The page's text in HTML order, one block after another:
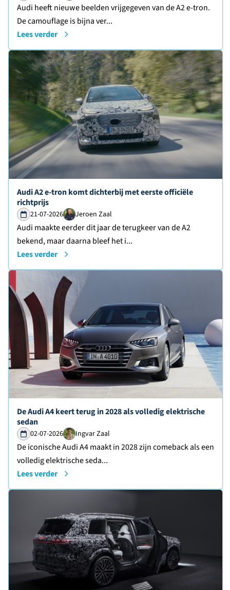
Audi heeft nieuwe beelden vrijgegeven van de A2 e-tron.
De camouflage is bijna ver...
Lees verder
Lees verder over
Audi A2 e-tron komt dichterbij met eerste officiële
richtprijs
21-07-2026 Jeroen Zaal
Audi maakte eerder dit jaar de terugkeer van de A2
bekend, maar daarna bleef het i...
Lees verder
Lees verder over
De Audi A4 keert terug in 2028 als volledig elektrische
sedan
02-07-2026 Ingvar Zaal
De iconische Audi A4 maakt in 2028 zijn comeback als een
volledig elektrische seda...
Lees verder